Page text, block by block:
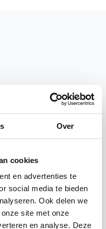
Over
cookies
en advertenties te
social media te bieden
Ook delen we
site met onze
en analyse. Deze
là pour vous
plus
Ils ont déjà bien
d'eux !
un e-mail